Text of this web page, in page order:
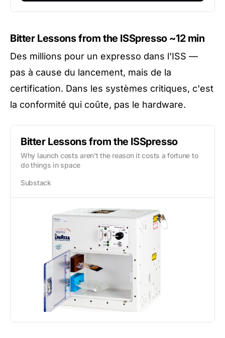
Bitter Lessons from the ISSpresso~12 min
Des millions pour un expresso dans l'ISS —
pas à cause du lancement, mais de la
certification. Dans les systèmes critiques, c'est
la conformité qui coûte, pas le hardware.
Bitter Lessons from the ISSpresso
Why launch costs aren't the reason it costs a fortune to
do things in space
Substack